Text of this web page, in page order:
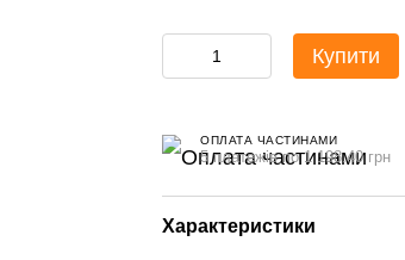
Купити
ОПЛАТА ЧАСТИНАМИ
5 платежів по 1 198.40 грн
Характеристики